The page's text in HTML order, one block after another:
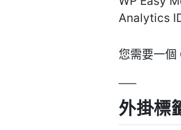
Analytics
您需要一
外掛標